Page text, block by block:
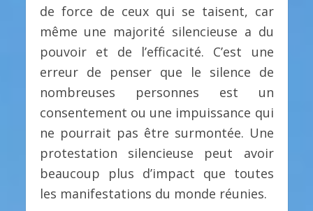
de force de ceux qui se taisent, car
même une majorité silencieuse a du
pouvoir et de l’efficacité. C’est une
erreur de penser que le silence de
nombreuses personnes est un
consentement ou une impuissance qui
ne pourrait pas être surmontée. Une
protestation silencieuse peut avoir
beaucoup plus d’impact que toutes
les manifestations du monde réunies.